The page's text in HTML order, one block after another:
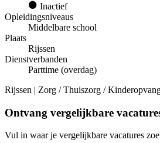
Inactief
Opleidingsniveaus
Middelbare school
Plaats
Rijssen
Dienstverbanden
Parttime (overdag)
Rijssen | Zorg / Thuiszorg /
Ontvang vergelijkbare
Vul in waar je vergelijkbare vacatures